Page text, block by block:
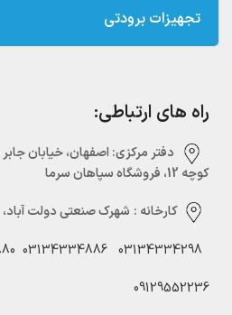
تجهیزات برودتی
راه های ارتباطی:
دفتر مرکزی:‌ اصفهان، خیابان
کوچه 12، فروشگاه سپاهان سرما
کارخانه : شهرک صنعتی دولت آباد،
03134334298
03134334886
09129552236